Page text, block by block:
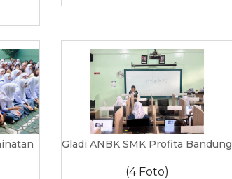
Gladi ANBK SMK Profita Bandung
(4 Foto)